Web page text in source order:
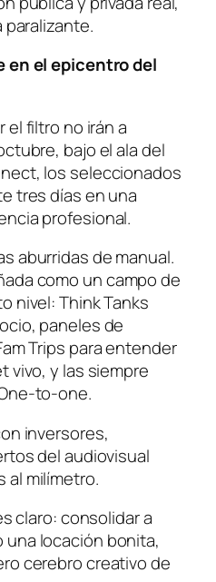
paralizante.
en el epicentro del
el filtro no irán a
bajo el ala del
los seleccionados
tres días en una
profesional.
aburridas de manual.
como un campo de
nivel: Think Tanks
paneles de
Trips para entender
vivo, y las siempre
to-one.
inversores,
del audiovisual
al milímetro.
claro: consolidar a
una locación bonita,
cerebro creativo de